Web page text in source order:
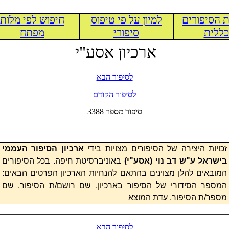
הסיפורים
למיון על פי טיפוס
סיפורי
חיפוש לפי מלות
מפתח
ארכיון אסע"י
לסיפור הבא
לסיפור הקודם
3388 סיפור מספר
זכויות היצירה של הסיפורים מצויות בידי ארכיון הסיפור העממי
בישראל ע"ש דב נוי (אסע"י) באוניברסיטת חיפה. בכל הסיפורים
המובאים להלן מצוינים בהתאם להנחיות הארכיון הפרטים הבאים:
המספר הסידורי של הסיפור בארכיון, שם רושם/ת הסיפור, שם
מספר/ת הסיפור, עדת המוצא
לסיפור הבא